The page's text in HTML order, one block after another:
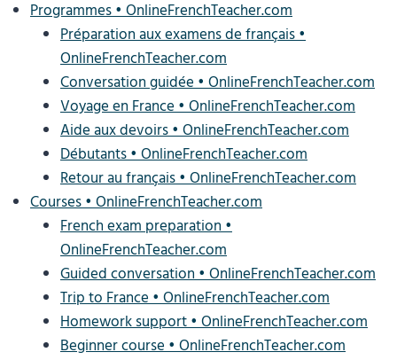
Programmes • OnlineFrenchTeacher.com
Préparation aux examens de français •
OnlineFrenchTeacher.com
Conversation guidée • OnlineFrenchTeacher.com
Voyage en France • OnlineFrenchTeacher.com
Aide aux devoirs • OnlineFrenchTeacher.com
Débutants • OnlineFrenchTeacher.com
Retour au français • OnlineFrenchTeacher.com
Courses • OnlineFrenchTeacher.com
French exam preparation •
OnlineFrenchTeacher.com
Guided conversation • OnlineFrenchTeacher.com
Trip to France • OnlineFrenchTeacher.com
Homework support • OnlineFrenchTeacher.com
Beginner course • OnlineFrenchTeacher.com